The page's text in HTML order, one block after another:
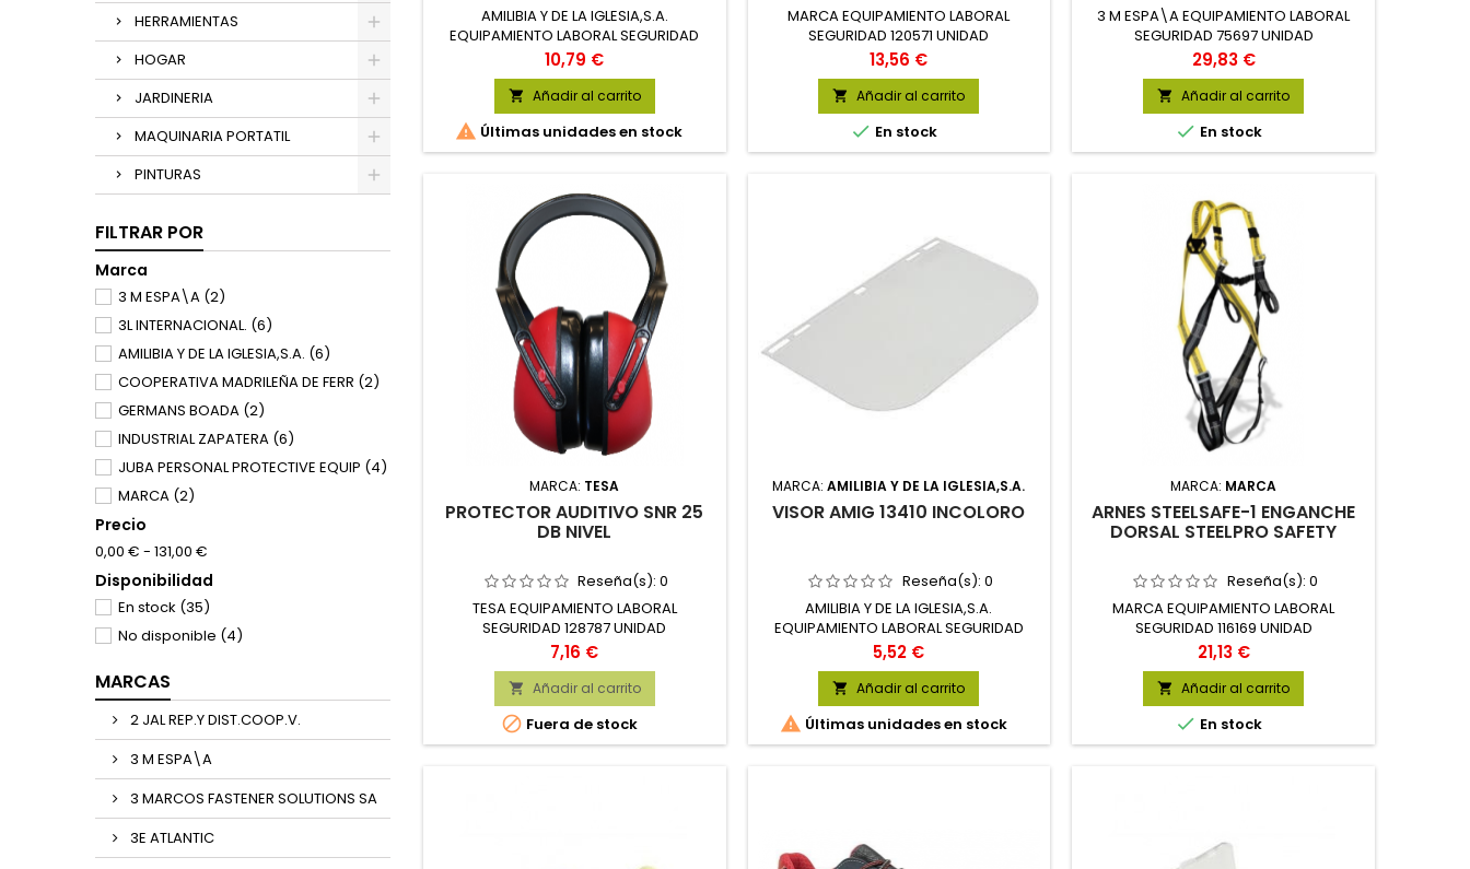
HERRAMIENTAS
HOGAR
JARDINERIA
MAQUINARIA PORTATIL
PINTURAS
FILTRAR POR
Marca
3 M ESPA\A (2)
3L INTERNACIONAL. (6)
AMILIBIA Y DE LA IGLESIA,S.A. (6)
COOPERATIVA MADRILEÑA DE FERR (2)
GERMANS BOADA (2)
INDUSTRIAL ZAPATERA (6)
JUBA PERSONAL PROTECTIVE EQUIP (4)
MARCA (2)
PRODUCTOS CLIMAX
SOLTER SOLDADURA.
TESA(4)
Precio
0,00 € - 131,00 €
Disponibilidad
En stock (35)
No disponible (4)
MARCAS
2 JAL REP.Y DIST.COOP.V.
3 M ESPA\A
3 MARCOS FASTENER SOLUTIONS SA
3E ATLANTIC
AMILIBIA Y DE LA IGLESIA,S.A.
EQUIPAMIENTO LABORAL SEGURIDAD
16019
Precio
10,79 €
 Añadir al carrito
 Últimas unidades en stock
MARCA EQUIPAMIENTO LABORAL
SEGURIDAD 120571 UNIDAD
Precio
13,56 €
 Añadir al carrito
 En stock
3 M ESPA\A EQUIPAMIENTO LABORAL
SEGURIDAD 75697 UNIDAD
Precio
29,83 €
 Añadir al carrito
 En stock
MARCA: TESA
PROTECTOR AUDITIVO SNR 25
DB NIVEL
Reseña(s):0
TESA EQUIPAMIENTO LABORAL
SEGURIDAD 128787 UNIDAD
Precio
7,16 €
 Añadir al carrito
 Fuera de stock
MARCA:AMILIBIA Y DE LA IGLESIA,S.A.
VISOR AMIG 13410 INCOLORO
Reseña(s): 0
AMILIBIA Y DE LA IGLESIA,S.A.
EQUIPAMIENTO LABORAL SEGURIDAD
9162
Precio
5,52 €
 Añadir al carrito
 Últimas unidades en stock
MARCA: MARCA
ARNES STEELSAFE-1 ENGANCHE
DORSAL STEELPRO SAFETY
Reseña(s): 0
MARCA EQUIPAMIENTO LABORAL
SEGURIDAD 116169 UNIDAD
Precio
21,13 €
 Añadir al carrito
 En stock